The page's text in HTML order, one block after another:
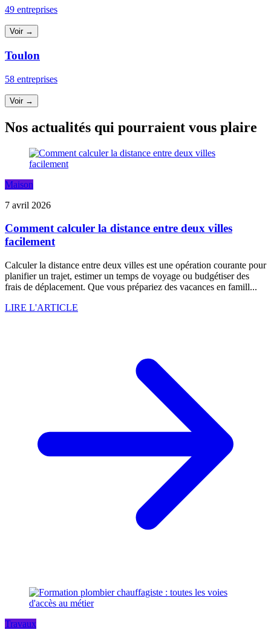
49 entreprises
Voir →
Toulon
58 entreprises
Voir →
Nos actualités qui pourraient vous plaire
Maison
7 avril 2026
Comment calculer la distance entre deux villes
facilement
Calculer la distance entre deux villes est une opération courante pour
planifier un trajet, estimer un temps de voyage ou budgétiser des
frais de déplacement. Que vous prépariez des vacances en famill...
LIRE L'ARTICLE
Travaux